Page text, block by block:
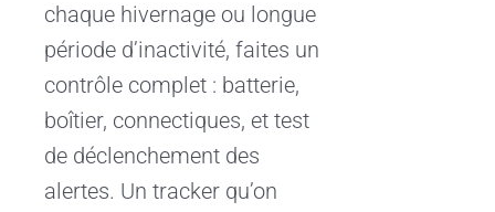
chaque hivernage ou longue
période d’inactivité, faites un
contrôle complet : batterie,
boîtier, connectiques, et test
de déclenchement des
alertes. Un tracker qu’on